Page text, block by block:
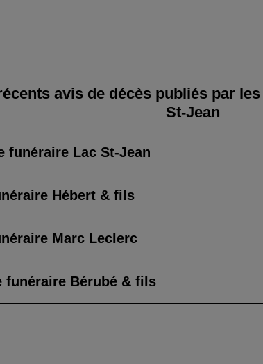
avis de décès publiés par
St-Jean
funéraire Lac St-Jean
Hébert & fils
Marc Leclerc
funéraire Bérubé & fils